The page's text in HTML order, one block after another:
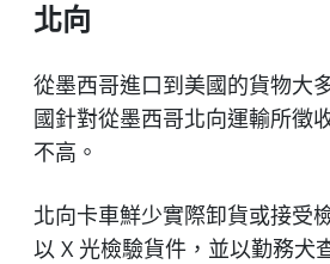
北向
從墨西哥進口到美國的貨物大
國針對從墨西哥北向運輸所徵
不高。
北向卡車鮮少實際卸貨或接受
以 X 光檢驗貨件，並以勤務犬